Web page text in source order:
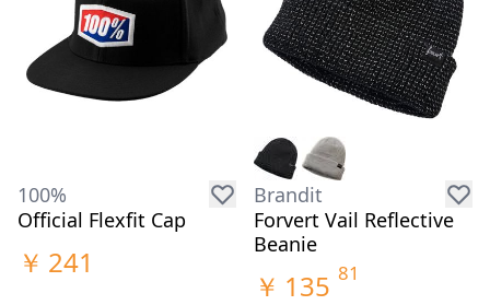
100%
Official Flexfit Cap
￥ 241
Brandit
Forvert Vail Reflective
Beanie
￥ 135 81